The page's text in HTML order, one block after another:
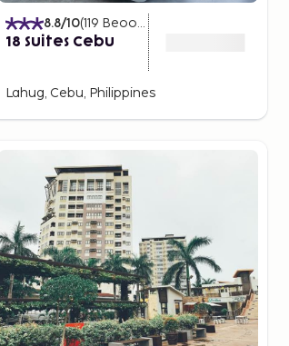
8.8/10(119 Beoordelingen
18 Suites Cebu
Lahug, Cebu, Philippines